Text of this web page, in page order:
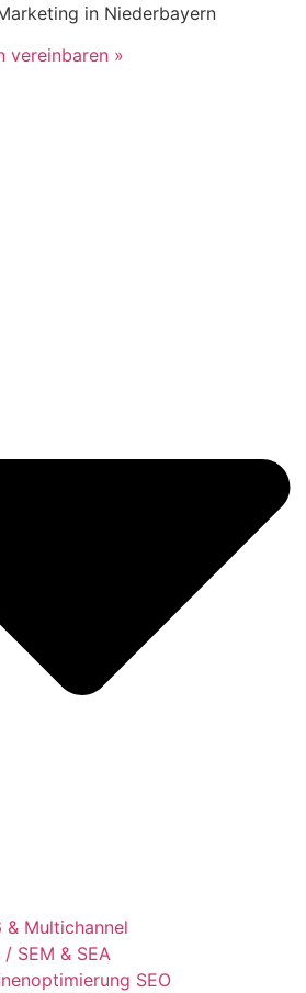
in Niederbayern
vereinbaren »
& Multichannel
SEM & SEA
SEO